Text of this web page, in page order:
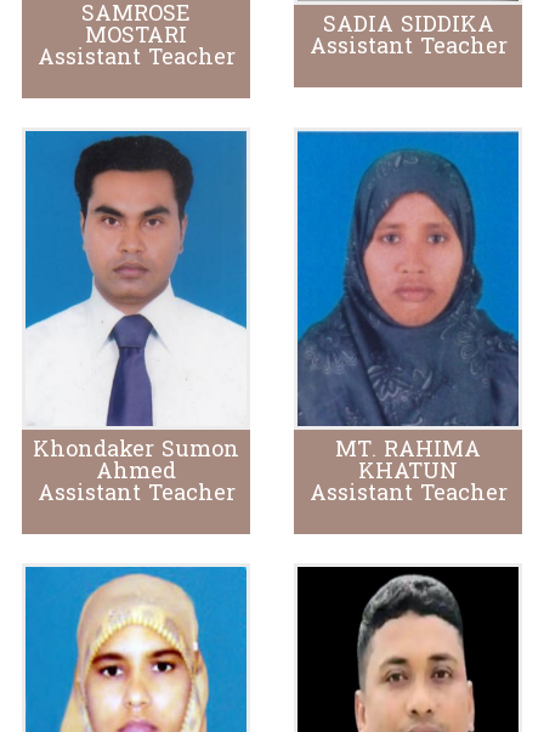
SAMROSE
MOSTARI
Assistant Teacher
SADIA SIDDIKA
Assistant Teacher
Khondaker Sumon
Ahmed
Assistant Teacher
MT. RAHIMA
KHATUN
Assistant Teacher